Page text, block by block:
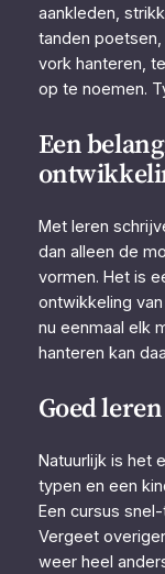
aankleden,
tanden
vork hanteren,
op te noemen.
Een
Met leren
dan alleen de
vormen. Het is
ontwikkeling
nu eenmaal elk
hanteren kan
Goed
Natuurlijk is het
typen en een
Een cursus
Vergeet
weer heel